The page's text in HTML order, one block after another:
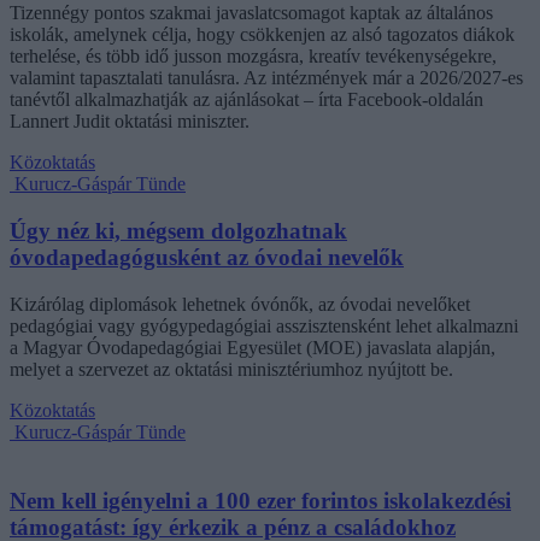
Tizennégy pontos szakmai javaslatcsomagot kaptak az általános
iskolák, amelynek célja, hogy csökkenjen az alsó tagozatos diákok
terhelése, és több idő jusson mozgásra, kreatív tevékenységekre,
valamint tapasztalati tanulásra. Az intézmények már a 2026/2027-es
tanévtől alkalmazhatják az ajánlásokat – írta Facebook-oldalán
Lannert Judit oktatási miniszter.
Közoktatás
Kurucz-Gáspár Tünde
Úgy néz ki, mégsem dolgozhatnak
óvodapedagógusként az óvodai nevelők
Kizárólag diplomások lehetnek óvónők, az óvodai nevelőket
pedagógiai vagy gyógypedagógiai asszisztensként lehet alkalmazni
a Magyar Óvodapedagógiai Egyesület (MOE) javaslata alapján,
melyet a szervezet az oktatási minisztériumhoz nyújtott be.
Közoktatás
Kurucz-Gáspár Tünde
Nem kell igényelni a 100 ezer forintos iskolakezdési
támogatást: így érkezik a pénz a családokhoz